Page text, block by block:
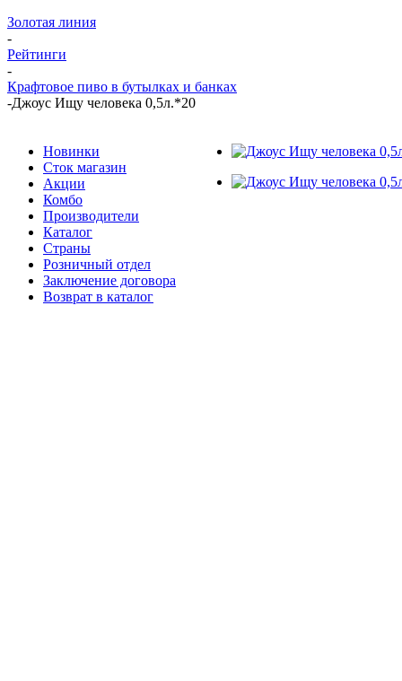
Золотая линия
-
Рейтинги
-
Крафтовое пиво в бутылках и банках
-Джоус Ищу человека 0,5л.*20
Новинки
Сток магазин
Акции
Комбо
Производители
Каталог
Страны
Розничный отдел
Заключение договора
Возврат в каталог